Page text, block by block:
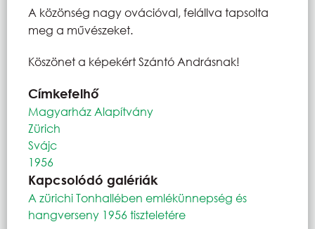
A közönség nagy ovációval, felállva tapsolta
meg a művészeket.
Köszönet a képekért Szántó Andrásnak!
Címkefelhő
Magyarház Alapítvány
Zürich
Svájc
1956
Kapcsolódó galériák
A zürichi Tonhallében emlékünnepség és
hangverseny 1956 tiszteletére